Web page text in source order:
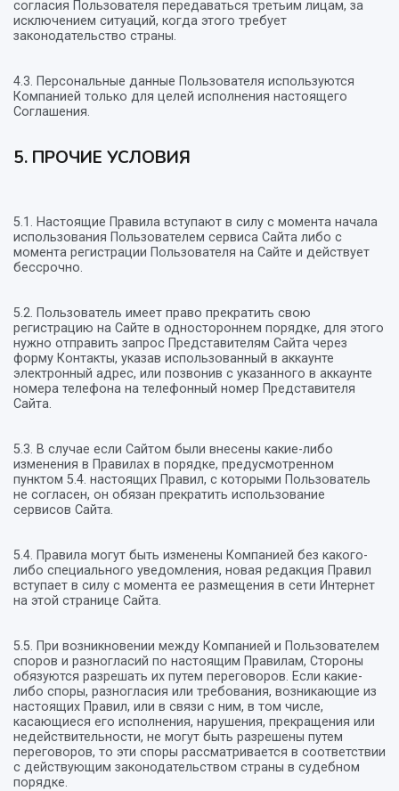
согласия Пользователя передаваться третьим лицам, за
исключением ситуаций, когда этого требует
законодательство страны.
4.3. Персональные данные Пользователя используются
Компанией только для целей исполнения настоящего
Соглашения.
5. ПРОЧИЕ УСЛОВИЯ
5.1. Настоящие Правила вступают в силу с момента начала
использования Пользователем сервиса Сайта либо с
момента регистрации Пользователя на Сайте и действует
бессрочно.
5.2. Пользователь имеет право прекратить свою
регистрацию на Сайте в одностороннем порядке, для этого
нужно отправить запрос Представителям Сайта через
форму Контакты, указав использованный в аккаунте
электронный адрес, или позвонив с указанного в аккаунте
номера телефона на телефонный номер Представителя
Сайта.
5.3. В случае если Сайтом были внесены какие-либо
изменения в Правилах в порядке, предусмотренном
пунктом 5.4. настоящих Правил, с которыми Пользователь
не согласен, он обязан прекратить использование
сервисов Сайта.
5.4. Правила могут быть изменены Компанией без какого-
либо специального уведомления, новая редакция Правил
вступает в силу с момента ее размещения в сети Интернет
на этой странице Сайта.
5.5. При возникновении между Компанией и Пользователем
споров и разногласий по настоящим Правилам, Стороны
обязуются разрешать их путем переговоров. Если какие-
либо споры, разногласия или требования, возникающие из
настоящих Правил, или в связи с ним, в том числе,
касающиеся его исполнения, нарушения, прекращения или
недействительности, не могут быть разрешены путем
переговоров, то эти споры рассматривается в соответствии
с действующим законодательством страны в судебном
порядке.